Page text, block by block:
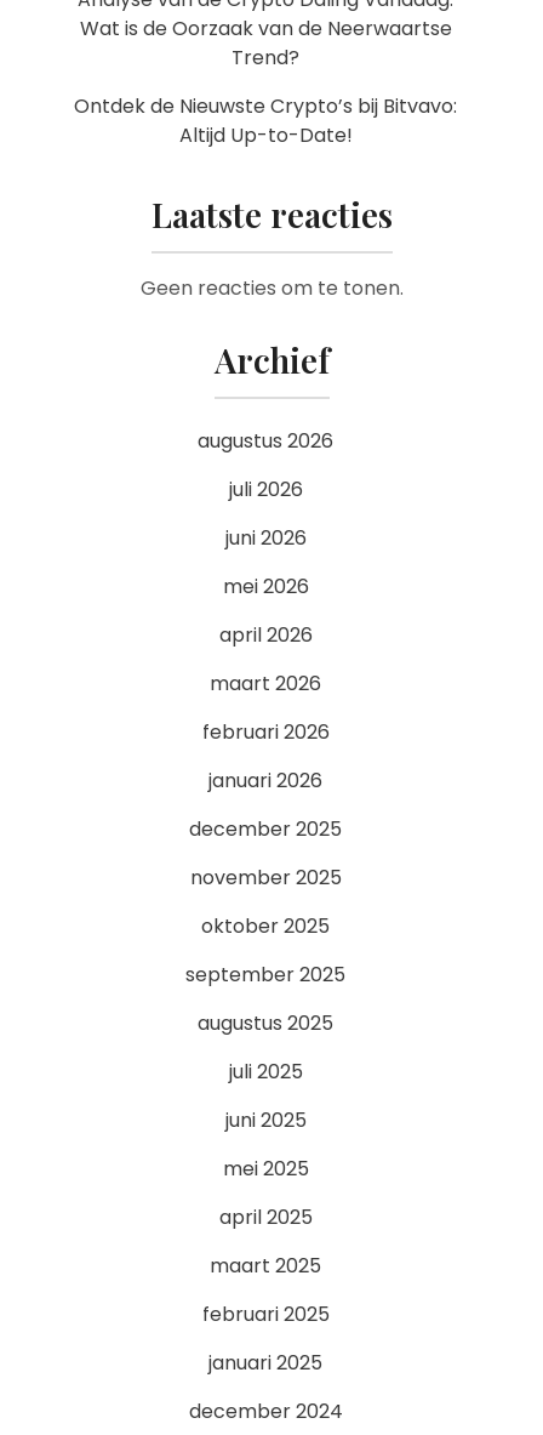
Wat is de Oorzaak van de Neerwaartse
Trend?
Ontdek de Nieuwste Crypto’s bij Bitvavo:
Altijd Up-to-Date!
Laatste reacties
Geen reacties om te tonen.
Archief
augustus 2026
juli 2026
juni 2026
mei 2026
april 2026
maart 2026
februari 2026
januari 2026
december 2025
november 2025
oktober 2025
september 2025
augustus 2025
juli 2025
juni 2025
mei 2025
april 2025
maart 2025
februari 2025
januari 2025
december 2024